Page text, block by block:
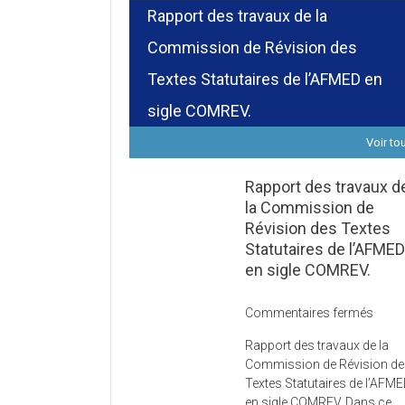
Rapport des travaux de la
Commission de Révision des
Textes Statutaires de l’AFMED en
sigle COMREV.
Voir
Rapport des travaux
la Commission de
Révision des Textes
Statutaires de l’AFMED
en sigle COMREV.
Commentaires fermés
des
de
Rapport des travaux de la
Commission de Révision
Textes Statutaires de
en sigle COMREV. Dans ce